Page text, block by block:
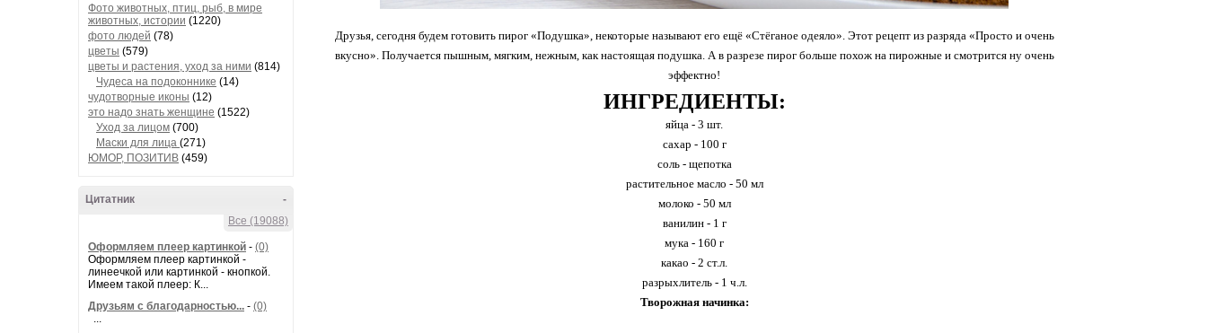
Фото животных, птиц, рыб, в мире
животных, истории (1220)
фото людей (78)
цветы (579)
цветы и растения, уход за ними (814)
Чудеса на подоконнике (14)
чудотворные иконы (12)
это надо знать женщине (1522)
Уход за лицом (700)
Маски для лица (271)
ЮМОР, ПОЗИТИВ (459)
-
Цитатник
Все (19088)
Оформляем плеер картинкой - (0)
Оформляем плеер картинкой -
линеечкой или картинкой - кнопкой.
Имеем такой плеер: К...
Друзьям с благодарностью... - (0)
...
Друзья, сегодня будем готовить пирог «Подушка», некоторые называют его ещё «Стёганое одеяло». Этот рецепт из разряда «Просто и очень
вкусно». Получается пышным, мягким, нежным, как настоящая подушка. А в разрезе пирог больше похож на пирожные и смотрится ну очень
эффектно!
ИНГРЕДИЕНТЫ:
яйца - 3 шт.
сахар - 100 г
соль - щепотка
растительное масло - 50 мл
молоко - 50 мл
ванилин - 1 г
мука - 160 г
какао - 2 ст.л.
разрыхлитель - 1 ч.л.
Творожная начинка: